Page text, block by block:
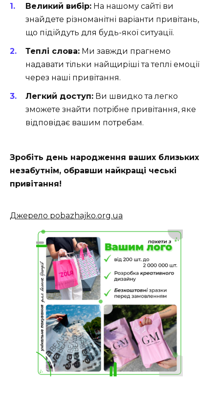
Великий вибір: На нашому сайті ви
знайдете різноманітні варіанти привітань,
що підійдуть для будь-якої ситуації.
Теплі слова: Ми завжди прагнемо
надавати тільки найщиріші та теплі емоції
через наші привітання.
Легкий доступ: Ви швидко та легко
зможете знайти потрібне привітання, яке
відповідає вашим потребам.
Зробіть день народження ваших близьких
незабутнім, обравши найкращі чеські
привітання!
Джерело pobazhajko.org.ua